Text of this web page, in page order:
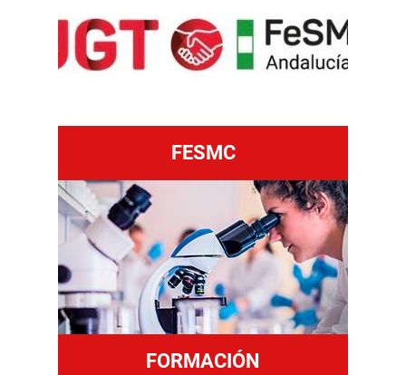
FESMC
FORMACIÓN